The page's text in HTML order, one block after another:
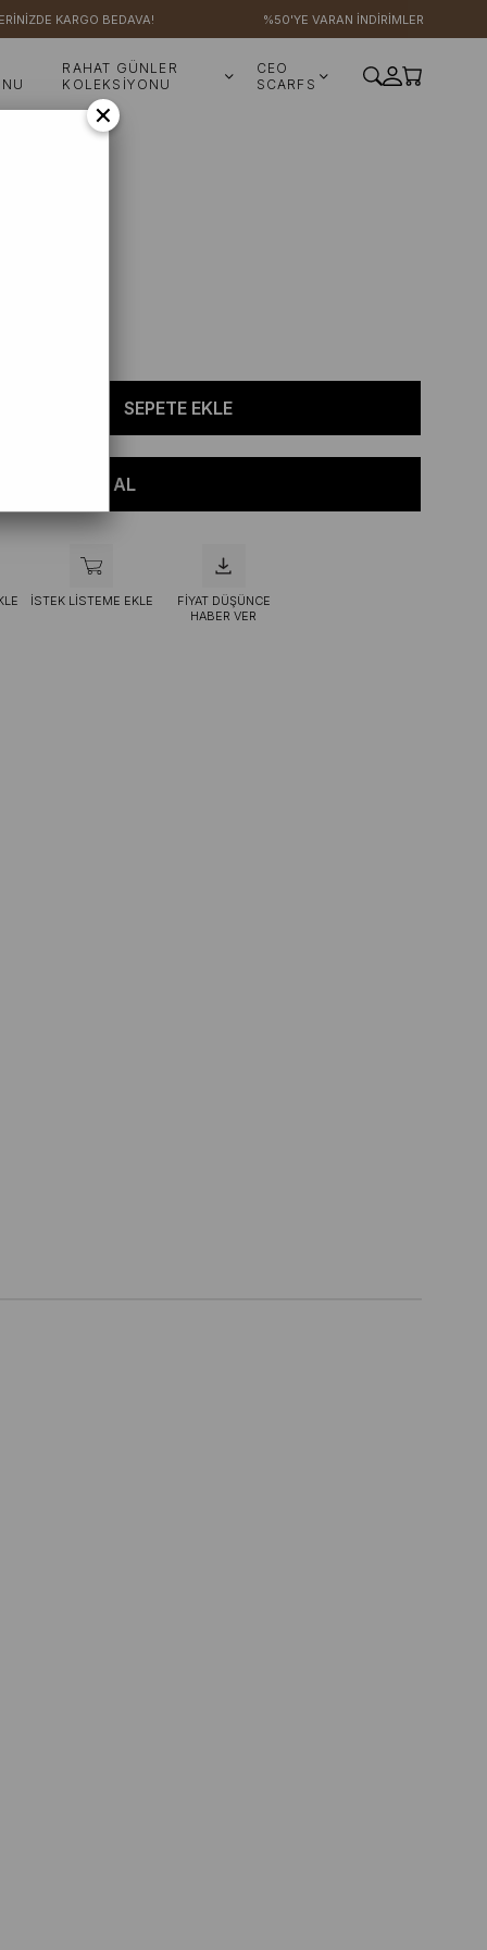
KARGO BEDAVA! %50'YE VARAN İNDİRİMLER
RAHAT GÜNLER
KOLEKSİYONU
CEO
SCARFS
İSTEK LISTEME EKLE
FIYAT DÜŞÜNCE
HABER VER
×